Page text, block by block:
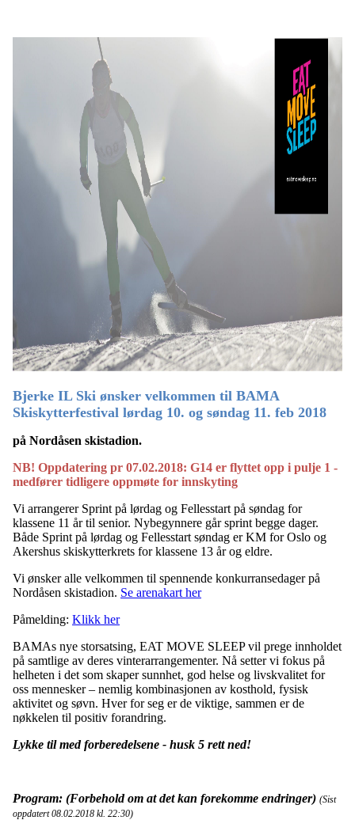
Bjerke IL Ski ønsker velkommen til BAMA
Skiskytterfestival lørdag 10. og søndag 11. feb 2018
på Nordåsen skistadion.
NB! Oppdatering pr 07.02.2018: G14 er flyttet opp i pulje 1 -
medfører tidligere oppmøte for innskyting
Vi arrangerer Sprint på lørdag og Fellesstart på søndag for
klassene 11 år til senior. Nybegynnere går sprint begge dager.
Både Sprint på lørdag og Fellesstart søndag er KM for Oslo og
Akershus skiskytterkrets for klassene 13 år og eldre.
Vi ønsker alle velkommen til spennende konkurransedager på
Nordåsen skistadion. Se arenakart her
Påmelding: Klikk her
BAMAs nye storsatsing, EAT MOVE SLEEP vil prege innholdet
på samtlige av deres vinterarrangementer. Nå setter vi fokus på
helheten i det som skaper sunnhet, god helse og livskvalitet for
oss mennesker – nemlig kombinasjonen av kosthold, fysisk
aktivitet og søvn. Hver for seg er de viktige, sammen er de
nøkkelen til positiv forandring.
Lykke til med forberedelsene - husk 5 rett ned!
Program: (Forbehold om at det kan forekomme endringer) (Sist
oppdatert 08.02.2018 kl. 22:30)